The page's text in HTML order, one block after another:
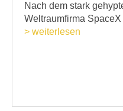
Nach dem stark
Weltraumfirma
> weiterlesen